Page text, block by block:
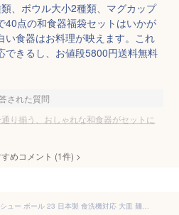
、ボウル大小2種類、マグカップ
40点の和食器福袋セットはいかが
い食器はお料理が映えます。これ
できるし、お値段5800円送料無料
された質問
り揃う、おしゃれな和食器がセットに
めコメント (1件) >
東洋佐々木ガラス お皿 グラシュー ボール 23 日本製 食洗機対応 大皿 麺皿 丸皿 器 皿 ガラス皿 食器 P-54305-JAN（ おしゃれ 可愛い ガラス 食洗機 かき氷 そうめん皿 めん皿 そうめん 麺 大きい 業務用 ）